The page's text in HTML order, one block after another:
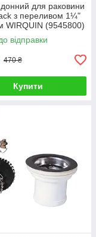
для раковини
з переливом 1¼"
WIRQUIN (9545800)
відправки
470 ₴
Купити